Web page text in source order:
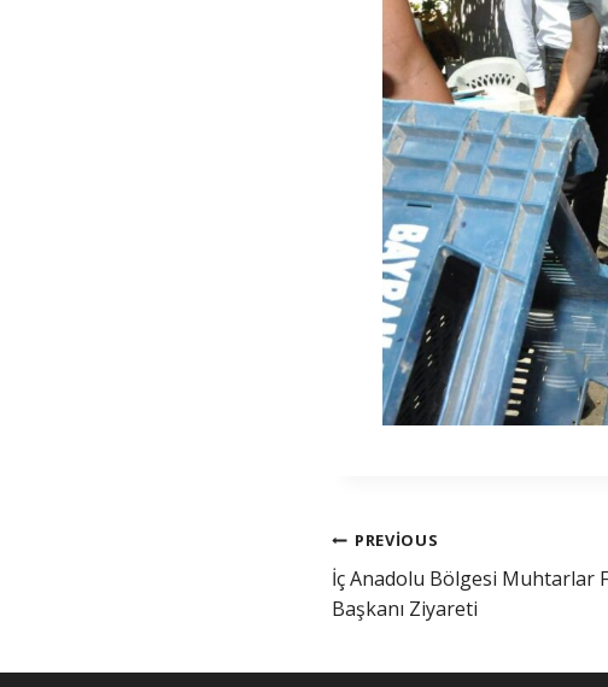
PREVIOUS
İç Anadolu Bölgesi Muhtarlar
Başkanı Ziyareti